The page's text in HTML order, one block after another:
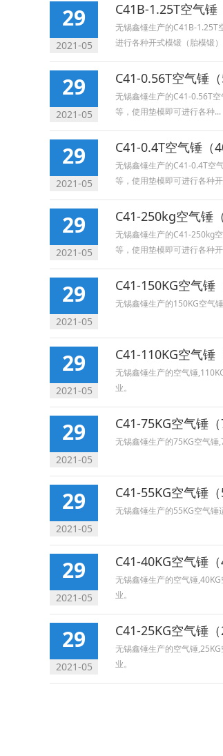
29
2021-05
C41B-1.25T空气锤
无锡鑫锤生产的C41B-1.25T
进行各种开式模锻（胎模锻
29
2021-05
C41-0.56T空气锤
无锡鑫锤生产的C41-0.56T
等，使用垫模即可进行各种...
29
2021-05
C41-0.4T空气锤（
无锡鑫锤生产的C41-0.4T空
等，使用垫模即可进行各种
29
2021-05
C41-250kg空气锤
无锡鑫锤生产的C41-250kg
等，使用垫模即可进行各种
29
2021-05
C41-150KG空气锤
无锡鑫锤生产的150KG空气
29
2021-05
C41-110KG空气锤
无锡鑫锤生产的空气锤
业。
29
2021-05
C41-75KG空气锤
无锡鑫锤生产的75KG空气锤
29
2021-05
C41-55KG空气锤
无锡鑫锤生产的55KG空气锤
29
2021-05
C41-40KG空气锤
无锡鑫锤生产的空气锤
业。
29
2021-05
C41-25KG空气锤
无锡鑫锤生产的空气锤
业。